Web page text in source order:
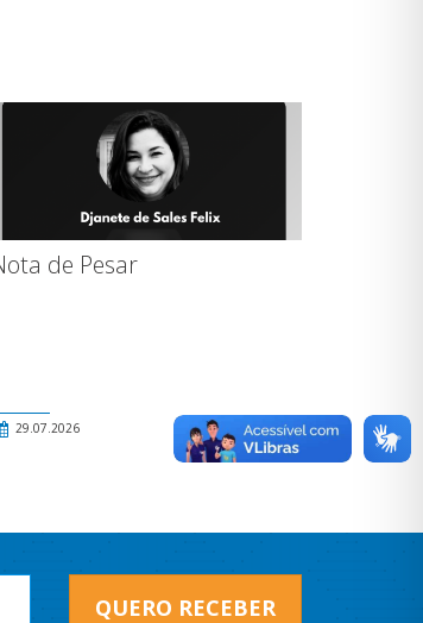
de Pesar
29.07.2026
QUERO RECEBER